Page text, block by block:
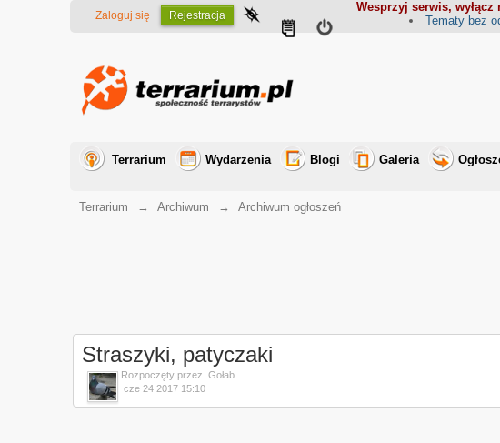
Wesprzyj serwis, wyłącz
Zaloguj się Rejestracja Tematy bez
Terrarium Wydarzenia Blogi Galeria
Terrarium
→ Archiwum → Archiwum ogłoszeń
Straszyki, patyczaki
Rozpoczęty przez
Gołab
cze 24 2017 15:10